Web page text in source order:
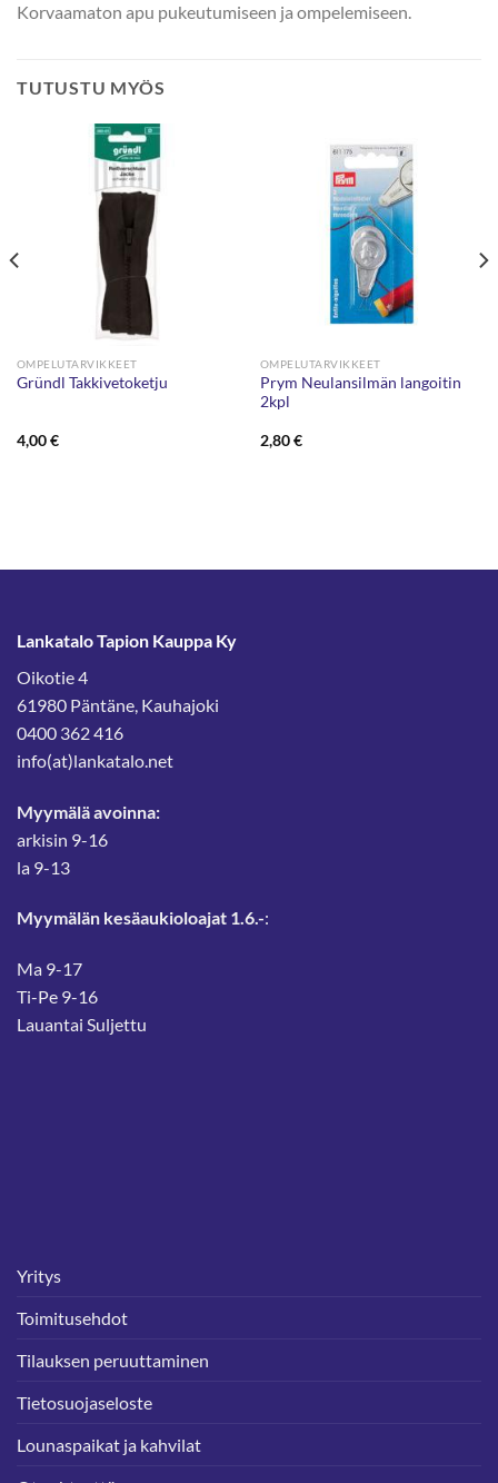
Korvaamaton apu pukeutumiseen ja ompelemiseen.
TUTUSTU MYÖS
OMPELUTARVIKKEET
Gründl Takkivetoketju
4,00€
OMPELUTARVIKKEET
Prym Neulansilmän langoitin
2kpl
2,80€
Lankatalo Tapion Kauppa Ky
Oikotie 4
61980 Päntäne, Kauhajoki
0400 362 416
info(at)lankatalo.net
Myymälä avoinna:
arkisin 9-16
la 9-13
Myymälän kesäaukioloajat 1.6.-:
Ma 9-17
Ti-Pe 9-16
Lauantai Suljettu
Yritys
Toimitusehdot
Tilauksen peruuttaminen
Tietosuojaseloste
Lounaspaikat ja kahvilat